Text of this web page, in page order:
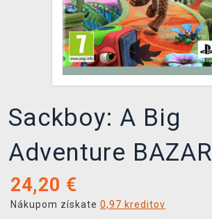
Sackboy: A Big
Adventure BAZAR
24,20 €
Nákupom získate 0,97 kreditov